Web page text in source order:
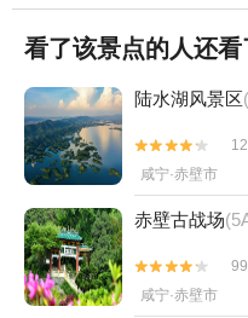
看了该景点的人还看
陆水湖风景区


咸宁·赤壁市
赤壁古战场


咸宁·赤壁市